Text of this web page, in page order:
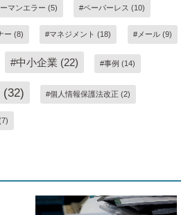
マンエラー (5) #ペーパーレス (10)
ー (8) #マネジメント (18) #メール (9)
#中小企業 (22) #事例 (14)
(32) #個人情報保護法改正 (2)